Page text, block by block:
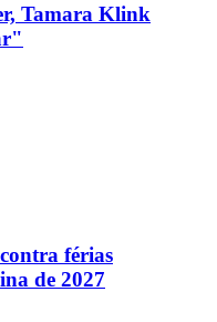
Tamara Klink
férias
de 2027